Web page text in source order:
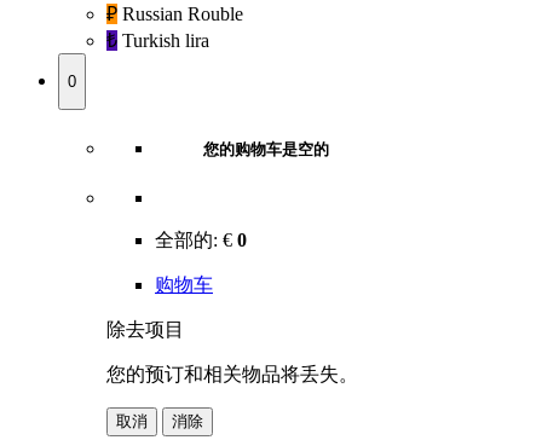
₽‎ Russian Rouble
₺‎ Turkish lira
0
您的购物车是空的
全部的: € 0
购物车
除去项目
您的预订和相关物品将丢失。
取消 消除